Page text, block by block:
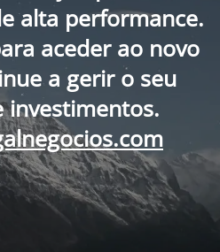
alta performance.
aceder ao novo
a gerir o seu
investimentos.